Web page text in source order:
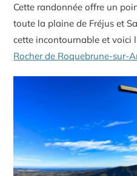
Cette randonnée offre un
toute la plaine de Fréjus et
cette incontournable et voici
Rocher de Roquebrune-sur-